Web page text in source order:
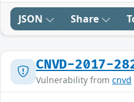
JSON Share
CNVD-2017-
Vulnerability from cnvd